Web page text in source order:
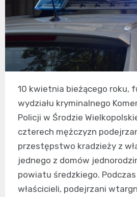
10 kwietnia bieżącego roku,
wydziału kryminalnego
Policji w Środzie
czterech mężczyzn
przestępstwo kradzieży z
jednego z domów
powiatu średzkiego.
właścicieli, podejrzani